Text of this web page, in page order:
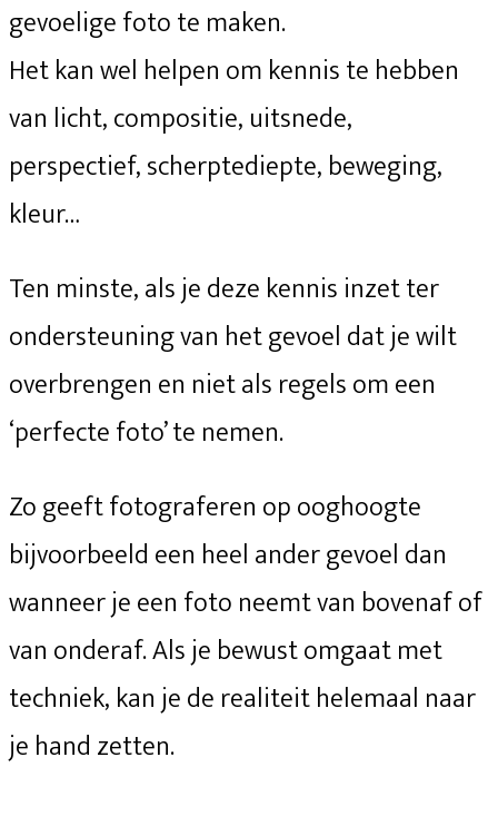
gevoelige foto te maken.
Het kan wel helpen om kennis te hebben
van licht, compositie, uitsnede,
perspectief, scherptediepte, beweging,
kleur…
Ten minste, als je deze kennis inzet ter
ondersteuning van het gevoel dat je wilt
overbrengen en niet als regels om een
‘perfecte foto’ te nemen.
Zo geeft fotograferen op ooghoogte
bijvoorbeeld een heel ander gevoel dan
wanneer je een foto neemt van bovenaf of
van onderaf. Als je bewust omgaat met
techniek, kan je de realiteit helemaal naar
je hand zetten.